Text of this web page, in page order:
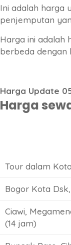
Ini adalah harga
penjemputan
Harga ini adalah
berbeda dengan
Harga Update
Harga
Tour dalam
Bogor Kota
Ciawi,
(14 jam)